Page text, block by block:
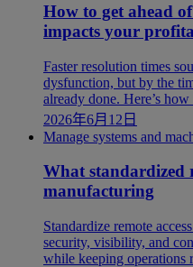
How to get ahead
impacts your
Faster resolution times
dysfunction, but by the
already done. Here’s
2026年6月12日
Manage systems and
What standardized
manufacturing
Standardize remote
security, visibility, and
while keeping operations